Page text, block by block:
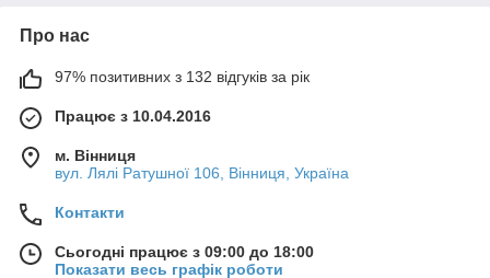
Про нас
97% позитивних з 132 відгуків за рік
Працює з 10.04.2016
м. Вінниця
вул. Лялі Ратушної 106, Вінниця, Україна
Контакти
Сьогодні працює з 09:00 до 18:00
Показати весь графік роботи